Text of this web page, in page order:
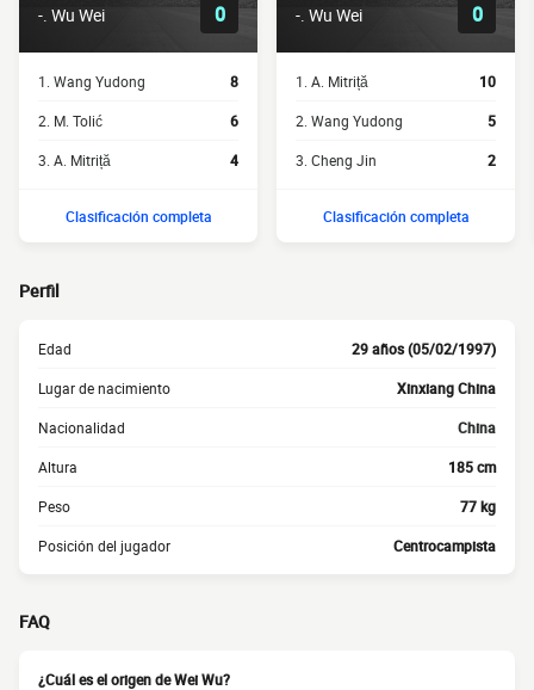
-. Wu Wei 0
1. Wang Yudong 8
2. M. Tolić 6
3. A. Mitriță 4
Clasificación completa
-. Wu Wei 0
1. A. Mitriță 10
2. Wang Yudong 5
3. Cheng Jin 2
Clasificación completa
Perfil
Edad 29 años (05/02/1997)
Lugar de nacimiento Xinxiang China
Nacionalidad China
Altura 185 cm
Peso 77 kg
Posición del jugador Centrocampista
FAQ
¿Cuál es el origen de Wei Wu?